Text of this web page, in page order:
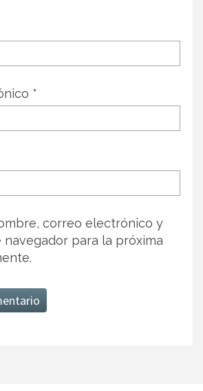
*
correo electrónico y
para la próxima